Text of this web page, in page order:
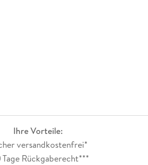
Ihre Vorteile:
versandkostenfrei*
Tage Rückgaberecht***